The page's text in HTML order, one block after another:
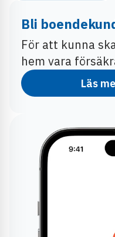
Bli
För att kunna
hem vara
Läs